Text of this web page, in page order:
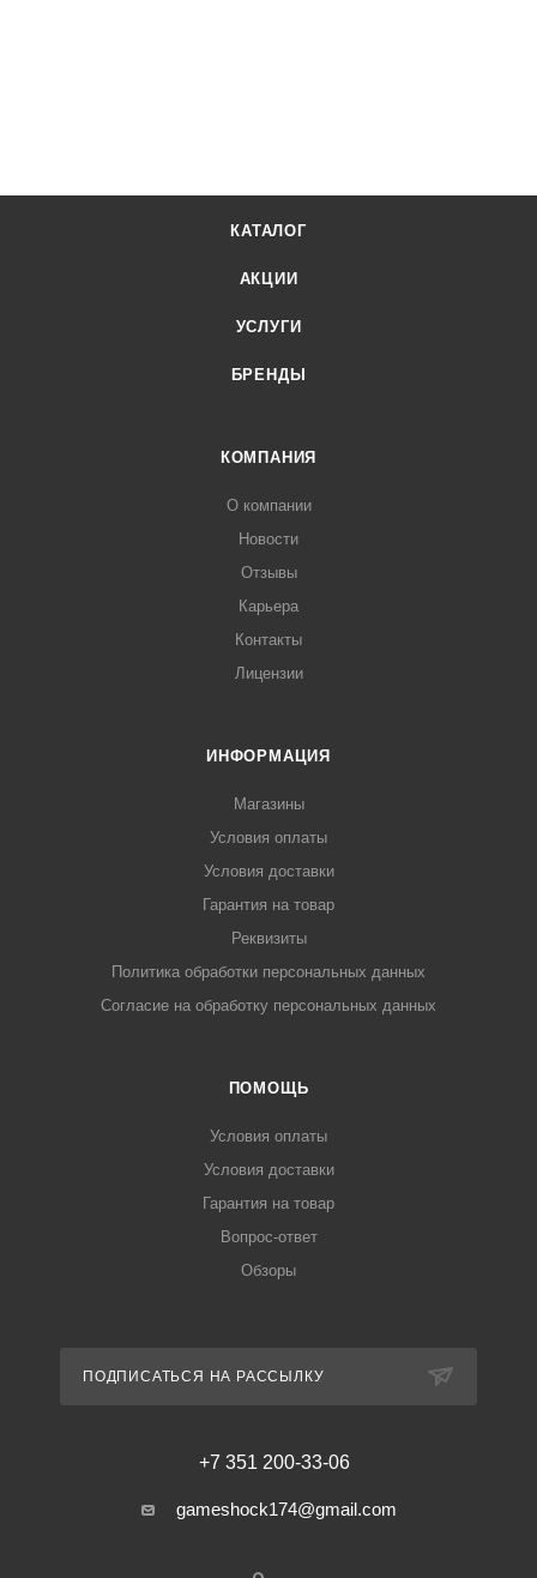
КАТАЛОГ
АКЦИИ
УСЛУГИ
БРЕНДЫ
КОМПАНИЯ
О компании
Новости
Отзывы
Карьера
Контакты
Лицензии
ИНФОРМАЦИЯ
Магазины
Условия оплаты
Условия доставки
Гарантия на товар
Реквизиты
Политика обработки персональных данных
Согласие на обработку персональных данных
ПОМОЩЬ
Условия оплаты
Условия доставки
Гарантия на товар
Вопрос-ответ
Обзоры
ПОДПИСАТЬСЯ НА РАССЫЛКУ
+7 351 200-33-06
gameshock174@gmail.com